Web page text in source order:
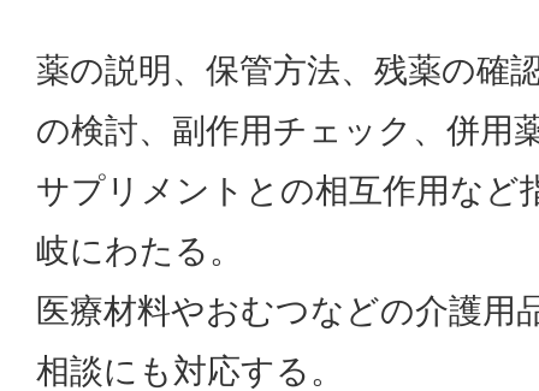
薬の説明、保管方法、残薬の確
の検討、副作用チェック、併用
サプリメントとの相互作用など
岐にわたる。
医療材料やおむつなどの介護用
相談にも対応する。